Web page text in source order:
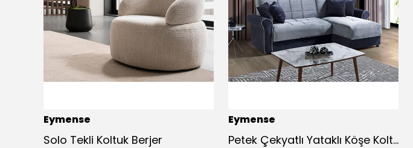
Eymense
Solo Tekli Koltuk Berjer
Eymense
Petek Çekyatlı Yataklı Köşe Koltuk Takımı